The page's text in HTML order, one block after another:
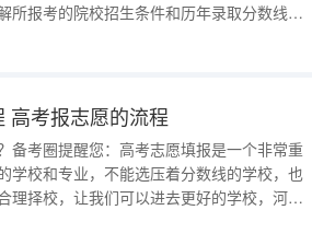
所报考的院校招生条件和历年录取分数线，
，筛选出自己可以报考的大学。二、四川高
高考报志愿的流程
备考圈提醒您：高考志愿填报是一个非常重
学校和专业，不能选压着分数线的学校，也
理择校，让我们可以进去更好的学校，河南
三分考七分选，备考圈专注高考志愿填报领